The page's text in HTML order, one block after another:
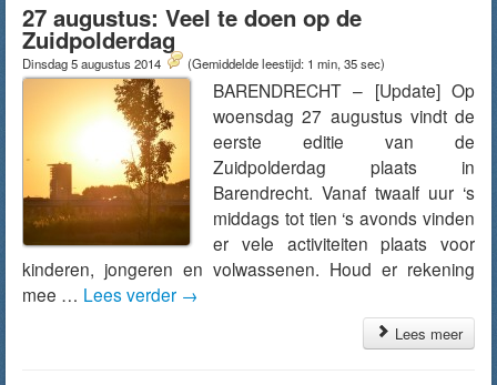
27 augustus: Veel te doen op de
Zuidpolderdag
Dinsdag 5 augustus 2014 (Gemiddelde leestijd: 1 min, 35 sec)
BARENDRECHT – [Update] Op
woensdag 27 augustus vindt de
eerste editie van de
Zuidpolderdag plaats in
Barendrecht. Vanaf twaalf uur ‘s
middags tot tien ‘s avonds vinden
er vele activiteiten plaats voor
kinderen, jongeren en volwassenen. Houd er rekening
mee … Lees verder →
Lees meer